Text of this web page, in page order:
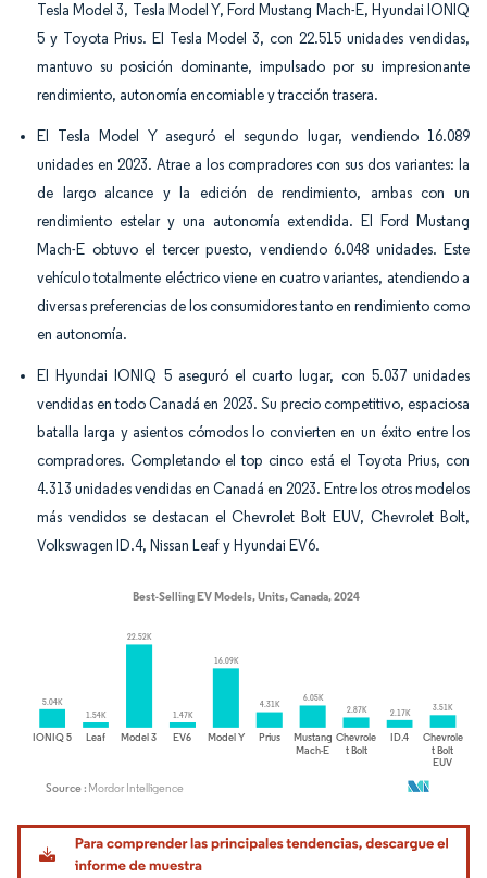
Tesla Model 3, Tesla Model Y, Ford Mustang Mach-E, Hyundai IONIQ
5 y Toyota Prius. El Tesla Model 3, con 22.515 unidades vendidas,
mantuvo su posición dominante, impulsado por su impresionante
rendimiento, autonomía encomiable y tracción trasera.
El Tesla Model Y aseguró el segundo lugar, vendiendo 16.089
unidades en 2023. Atrae a los compradores con sus dos variantes: la
de largo alcance y la edición de rendimiento, ambas con un
rendimiento estelar y una autonomía extendida. El Ford Mustang
Mach-E obtuvo el tercer puesto, vendiendo 6.048 unidades. Este
vehículo totalmente eléctrico viene en cuatro variantes, atendiendo a
diversas preferencias de los consumidores tanto en rendimiento como
en autonomía.
El Hyundai IONIQ 5 aseguró el cuarto lugar, con 5.037 unidades
vendidas en todo Canadá en 2023. Su precio competitivo, espaciosa
batalla larga y asientos cómodos lo convierten en un éxito entre los
compradores. Completando el top cinco está el Toyota Prius, con
4.313 unidades vendidas en Canadá en 2023. Entre los otros modelos
más vendidos se destacan el Chevrolet Bolt EUV, Chevrolet Bolt,
Volkswagen ID.4, Nissan Leaf y Hyundai EV6.
Imagen © Mordor Intelligence. El uso requiere atribución según CC BY 4.0.